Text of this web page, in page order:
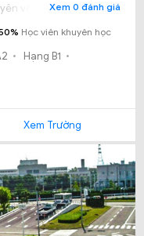
về lĩnh vực Đào Tạo
Xem 0 đánh giá
Học viên khuyên học
Hạng B1
Xem Trường